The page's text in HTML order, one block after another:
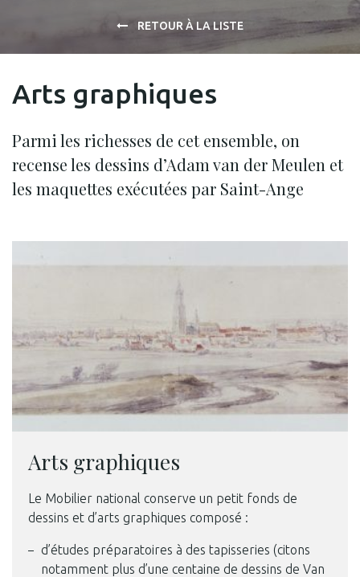
RETOUR À LA LISTE
Arts graphiques
Parmi les richesses de cet ensemble, on
recense les dessins d’Adam van der Meulen et
les maquettes exécutées par Saint-Ange
Arts graphiques
Le Mobilier national conserve un petit fonds de
dessins et d’arts graphiques composé :
d’études préparatoires à des tapisseries (citons
notamment plus d’une centaine de dessins de Van